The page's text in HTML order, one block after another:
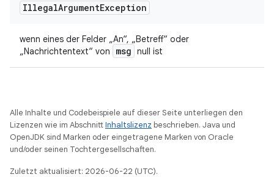
IllegalArgumentException
wenn eines der Felder „An“, „Betreff“ oder
„Nachrichtentext“ von
msg null ist
Alle Inhalte und Codebeispiele auf dieser Seite unterliegen den
Lizenzen wie im AbschnittInhaltslizenz beschrieben. Java und
OpenJDK sind Marken oder eingetragene Marken von Oracle
und/oder seinen Tochtergesellschaften.
Zuletzt aktualisiert: 2026-06-22 (UTC).